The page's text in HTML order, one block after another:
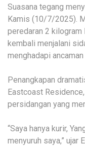
Suasana tegang
Kamis (10/7/2025).
peredaran 2
kembali menjalani
menghadapi ancaman
Penangkapan
Eastcoast
persidangan yang
“Saya hanya kurir,
menyuruh saya,” ujar